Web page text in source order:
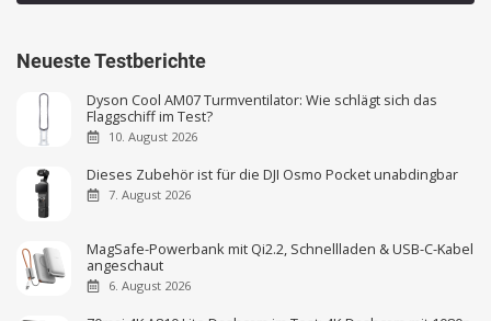
Neueste Testberichte
Dyson Cool AM07 Turmventilator: Wie schlägt sich das
Flaggschiff im Test?
10. August 2026
Dieses Zubehör ist für die DJI Osmo Pocket unabdingbar
7. August 2026
MagSafe-Powerbank mit Qi2.2, Schnellladen & USB-C-Kabel
angeschaut
6. August 2026